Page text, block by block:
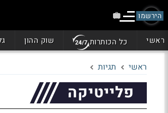
הירשמו
ראשי כל הכותרות שוק ההון
ראשי תגיות
פלייטיקה